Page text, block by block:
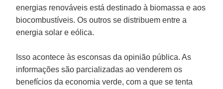
energias renováveis está destinado à biomassa e aos
biocombustíveis. Os outros se distribuem entre a
energia solar e eólica.
Isso acontece às esconsas da opinião pública. As
informações são parcializadas ao venderem os
benefícios da economia verde, com a que se tenta